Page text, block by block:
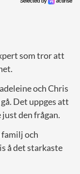
som tror att
och Chris
Det uppges att
den frågan.
familj och
å det starkaste